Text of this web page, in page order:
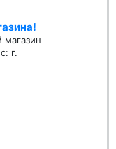
магазин
г.